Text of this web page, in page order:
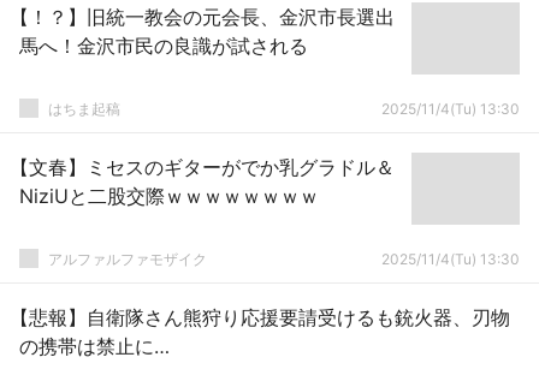
【！？】旧統一教会の元会長、金沢市長選出
馬へ！金沢市民の良識が試される
はちま起稿 2025/11/4(Tu) 13:30
【文春】ミセスのギターがでか乳グラドル＆
NiziUと二股交際ｗｗｗｗｗｗｗｗ
アルファルファモザイク 2025/11/4(Tu) 13:30
【悲報】自衛隊さん熊狩り応援要請受けるも銃火器、刃物
の携帯は禁止に…